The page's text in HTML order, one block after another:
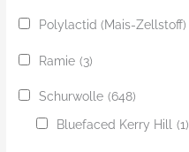
Polylactid (Mais-Zellstoff)
Ramie (3)
Schurwolle (648)
Bluefaced Kerry Hill (1)